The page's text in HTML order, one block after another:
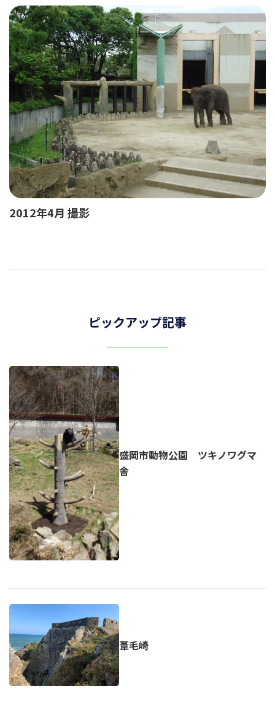
2012年4月 撮影
ピックアップ記事
盛岡市動物公園 ツキノワグマ
舎
葦毛崎